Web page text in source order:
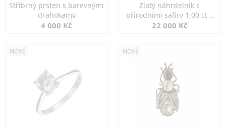
Stříbrný prsten s barevnými
drahokamy
4 000 Kč
Zlatý náhrdelník s
přírodními safíry 1,00 ct a
diamanty
22 000 Kč
NOVÉ NOVÉ